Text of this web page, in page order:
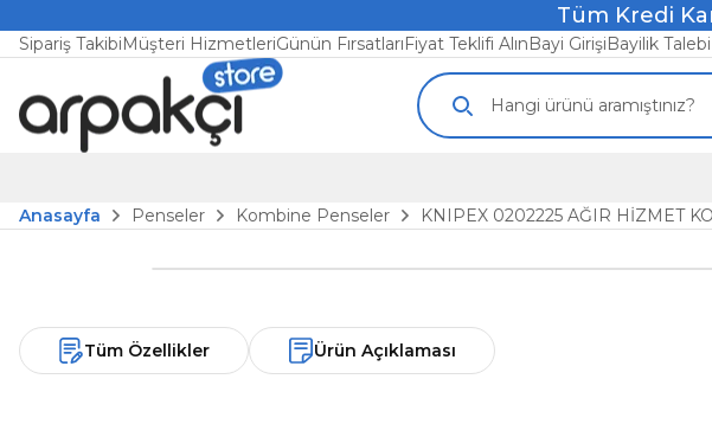
Tüm Kredi
Sipariş TakibiMüşteri HizmetleriGünün FırsatlarıFiyat Teklifi AlınBayi GirişiBayilik Talebi
Anasayfa
Penseler Kombine Penseler KNIPEX 0202225 AĞIR HİZMET
Tüm Özellikler Ürün Açıklaması